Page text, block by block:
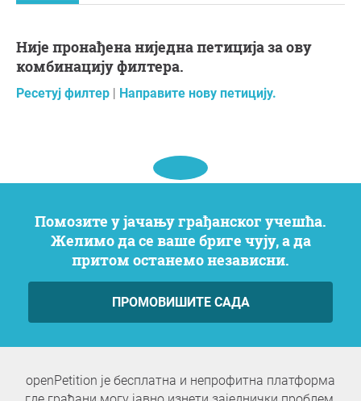
Није пронађена ниједна петиција за ову
комбинацију филтера.
Ресетуј филтер | Направите нову петицију.
Помозите у јачању грађанског учешћа.
Желимо да се ваше бриге чују, а да
притом останемо независни.
ПРОМОВИШИТЕ САДА
openPetition је бесплатна и непрофитна платформа